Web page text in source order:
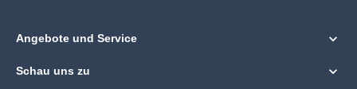
Angebote und Service
Schau uns zu